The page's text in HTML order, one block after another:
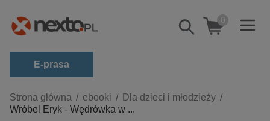
Pokaż/schowaj
wyszukiwarkę
0
E-prasa
Kategorie
Zobacz wszystkie E-prasa
Strona główna ebooki
Dla dzieci i młodzieży
Wróbel Eryk - Wędrówka w ...